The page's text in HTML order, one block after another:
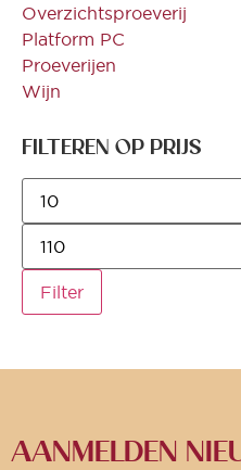
Overzichtsproeverij
Platform PC
Proeverijen
Wijn
FILTEREN OP PRIJS
Filter
AANMELDEN